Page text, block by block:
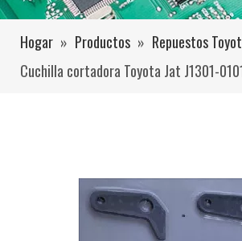
Hogar » Productos » Repuestos
Cuchilla cortadora Toyota Jat J1301-